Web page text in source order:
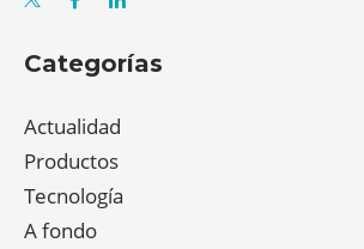
Categorías
Actualidad
Productos
Tecnología
A fondo